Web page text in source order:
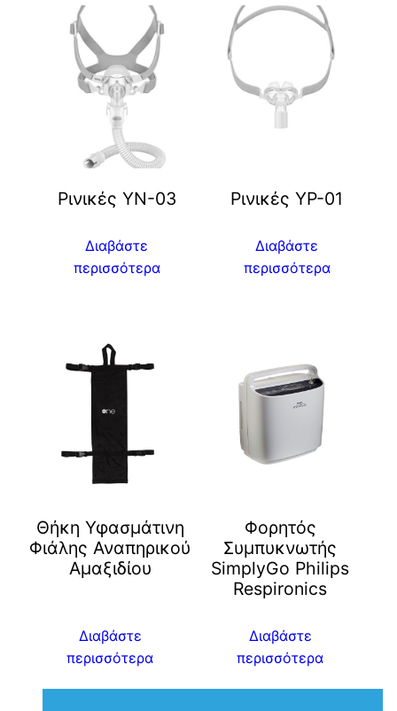
Ρινικές YN-03
Διαβάστε
περισσότερα
Ρινικές YP-01
Διαβάστε
περισσότερα
Θήκη Υφασμάτινη
Φιάλης Αναπηρικού
Αμαξιδίου
Διαβάστε
περισσότερα
Φορητός
Συμπυκνωτής
SimplyGo Philips
Respironics
Διαβάστε
περισσότερα